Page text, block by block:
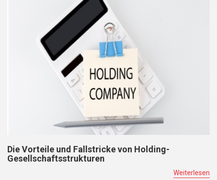
Die Vorteile und Fallstricke von Holding-
Gesellschaftsstrukturen
Weiterlesen